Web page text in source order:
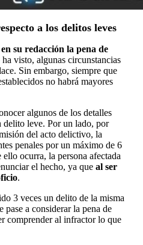
a los delitos leves
su redacción la pena de
visto, algunas circunstancias
Sin embargo, siempre que
no habrá mayores
algunos de los detalles
delito leve. Por un lado, por
del acto delictivo, la
penales por un máximo de 6
ocurra, la persona afectada
el hecho, ya que al ser
.
3 veces un delito de la misma
pase a considerar la pena de
comprender al infractor lo que